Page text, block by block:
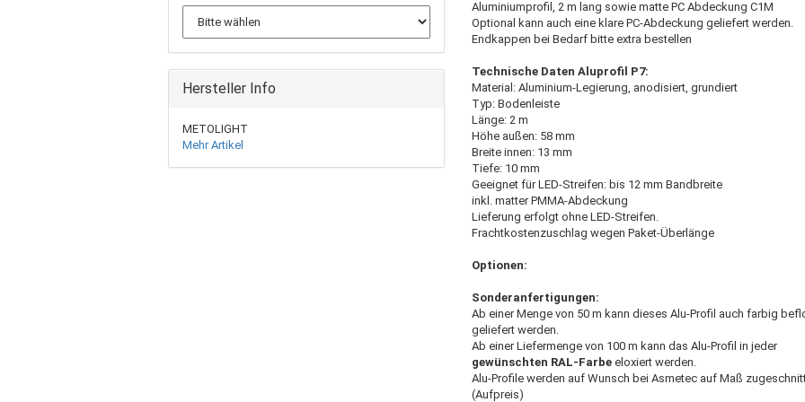
Aluminiumprofil, 2 m lang sowie matte PC Abdeckung C1M
Optional kann auch eine klare PC-Abdeckung geliefert werden.
Endkappen bei Bedarf bitte extra bestellen
Technische Daten Aluprofil P7:
Material: Aluminium-Legierung, anodisiert, grundiert
Typ: Bodenleiste
Länge: 2 m
Höhe außen: 58 mm
Breite innen: 13 mm
Tiefe: 10 mm
Geeignet für LED-Streifen: bis 12 mm Bandbreite
inkl. matter PMMA-Abdeckung
Lieferung erfolgt ohne LED-Streifen.
Frachtkostenzuschlag wegen Paket-Überlänge
Optionen:
Sonderanfertigungen:
Ab einer Menge von 50 m kann dieses Alu-Profil auch farbig
geliefert werden.
Ab einer Liefermenge von 100 m kann das Alu-Profil in jeder
gewünschten RAL-Farbe eloxiert werden.
Alu-Profile werden auf Wunsch bei Asmetec auf Maß
(Aufpreis)
Hersteller Info
METOLIGHT
Mehr Artikel